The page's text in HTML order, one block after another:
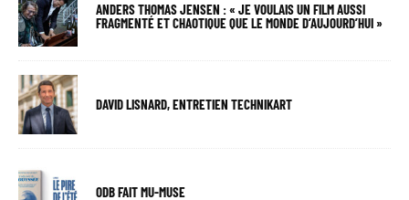
ANDERS THOMAS JENSEN : « JE VOULAIS UN FILM AUSSI
FRAGMENTÉ ET CHAOTIQUE QUE LE MONDE D’AUJOURD’HUI »
DAVID LISNARD, ENTRETIEN TECHNIKART
ODB FAIT MU-MUSE